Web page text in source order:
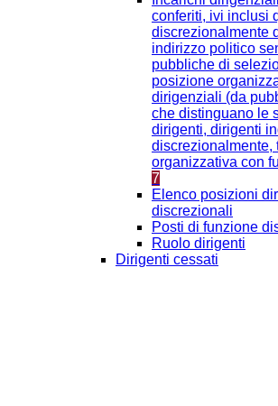
conferiti, ivi inclusi
discrezionalmente
indirizzo politico
pubbliche di
posizione
dirigenziali (da
che distinguano le
dirigenti, dirigenti
discrezionalmente,
organizzativa con
7
Elenco posizioni
discrezionali
Posti di funzione
Ruolo dirigenti
Dirigenti cessati